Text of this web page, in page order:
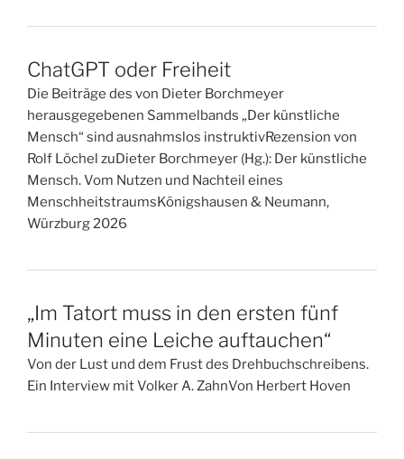
ChatGPT oder Freiheit
Die Beiträge des von Dieter Borchmeyer
herausgegebenen Sammelbands „Der künstliche
Mensch“ sind ausnahmslos instruktivRezension von
Rolf Löchel zuDieter Borchmeyer (Hg.): Der künstliche
Mensch. Vom Nutzen und Nachteil eines
MenschheitstraumsKönigshausen & Neumann,
Würzburg 2026
„Im Tatort muss in den ersten fünf
Minuten eine Leiche auftauchen“
Von der Lust und dem Frust des Drehbuchschreibens.
Ein Interview mit Volker A. ZahnVon Herbert Hoven